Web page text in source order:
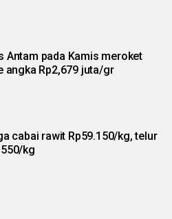
Antam pada Kamis meroket
angka Rp2,679 juta/gr
cabai rawit Rp59.150/kg, telur
kg